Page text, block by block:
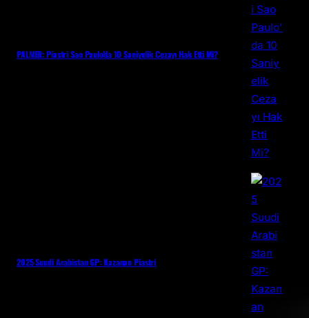
PALMER: Piastri Sao Paulo’da 10 Saniyelik Cezayı Hak Etti Mi?
2025 Suudi Arabistan GP: Kazanan Piastri